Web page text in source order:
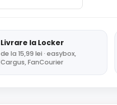
Livrare la Locker
de la 15,99 lei · easybox,
Cargus, FanCourier